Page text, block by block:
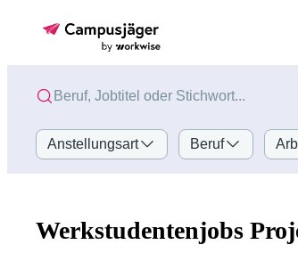
Anstellungsart Beruf
Werkstudentenjobs